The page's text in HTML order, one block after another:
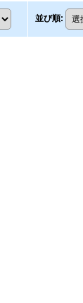
並び順: